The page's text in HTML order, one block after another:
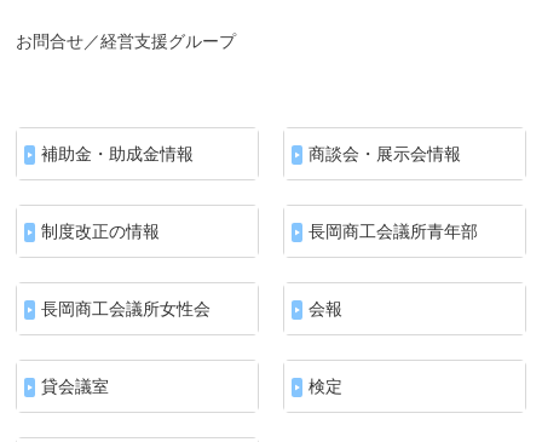
お問合せ／経営支援グループ
補助金・助成金情報 商談会・展示会情報
制度改正の情報 長岡商工会議所青年部
長岡商工会議所女性会 会報
貸会議室 検定